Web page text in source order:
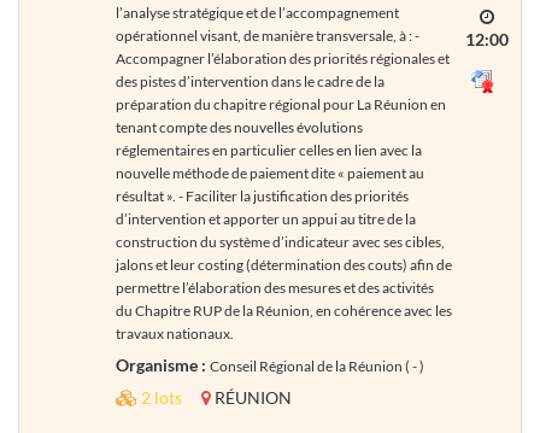
l’analyse stratégique et de l’accompagnement
opérationnel visant, de manière transversale, à : -
Accompagner l’élaboration des priorités régionales et
des pistes d’intervention dans le cadre de la
préparation du chapitre régional pour La Réunion en
tenant compte des nouvelles évolutions
réglementaires en particulier celles en lien avec la
nouvelle méthode de paiement dite « paiement au
résultat ». - Faciliter la justification des priorités
d’intervention et apporter un appui au titre de la
construction du système d’indicateur avec ses cibles,
jalons et leur costing (détermination des couts) afin de
permettre l’élaboration des mesures et des activités
du Chapitre RUP de la Réunion, en cohérence avec les
travaux nationaux.
Organisme : Conseil Régional de la Réunion ( - )
2 lots RÉUNION
12:00